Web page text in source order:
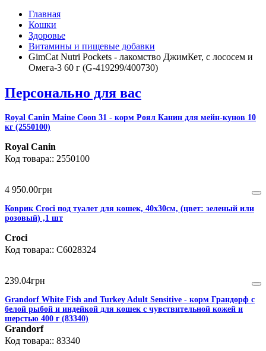
Главная
Кошки
Здоровье
Витамины и пищевые добавки
GimCat Nutri Pockets - лакомство ДжимКет, с лососем и
Омега-3 60 г (G-419299/400730)
Персонально для вас
Royal Canin Maine Coon 31 - корм Роял Канин для мейн-кунов 10
кг (2550100)
Royal Canin
2550100
4 950.00грн
Коврик Croci под туалет для кошек, 40х30см, (цвет: зеленый или
розовый) ,1 шт
Croci
C6028324
239.04грн
Grandorf White Fish and Turkey Adult Sensitive - корм Грандорф с
белой рыбой и индейкой для кошек с чувствительной кожей и
шерстью 400 г (83340)
Grandorf
83340